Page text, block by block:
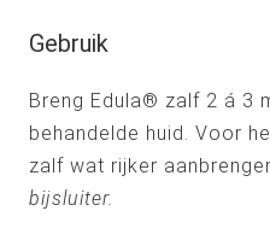
Gebruik
Breng Edula® zalf 2 á 3
behandelde huid. Voor
zalf wat rijker
bijsluiter.